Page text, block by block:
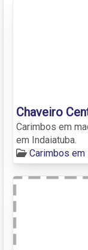
Chaveiro
Carimbos em
em Indaiatuba.
Carimbos em